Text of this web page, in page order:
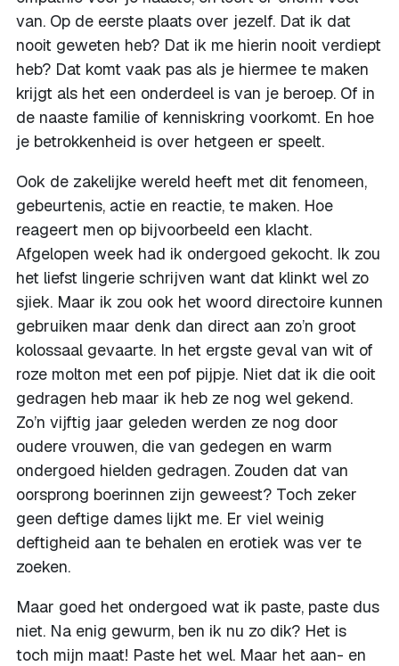
van. Op de eerste plaats over jezelf. Dat ik dat
nooit geweten heb? Dat ik me hierin nooit verdiept
heb? Dat komt vaak pas als je hiermee te maken
krijgt als het een onderdeel is van je beroep. Of in
de naaste familie of kenniskring voorkomt. En hoe
je betrokkenheid is over hetgeen er speelt.
Ook de zakelijke wereld heeft met dit fenomeen,
gebeurtenis, actie en reactie, te maken. Hoe
reageert men op bijvoorbeeld een klacht.
Afgelopen week had ik ondergoed gekocht. Ik zou
het liefst lingerie schrijven want dat klinkt wel zo
sjiek. Maar ik zou ook het woord directoire kunnen
gebruiken maar denk dan direct aan zo’n groot
kolossaal gevaarte. In het ergste geval van wit of
roze molton met een pof pijpje. Niet dat ik die ooit
gedragen heb maar ik heb ze nog wel gekend.
Zo’n vijftig jaar geleden werden ze nog door
oudere vrouwen, die van gedegen en warm
ondergoed hielden gedragen. Zouden dat van
oorsprong boerinnen zijn geweest? Toch zeker
geen deftige dames lijkt me. Er viel weinig
deftigheid aan te behalen en erotiek was ver te
zoeken.
Maar goed het ondergoed wat ik paste, paste dus
niet. Na enig gewurm, ben ik nu zo dik? Het is
toch mijn maat! Paste het wel. Maar het aan- en